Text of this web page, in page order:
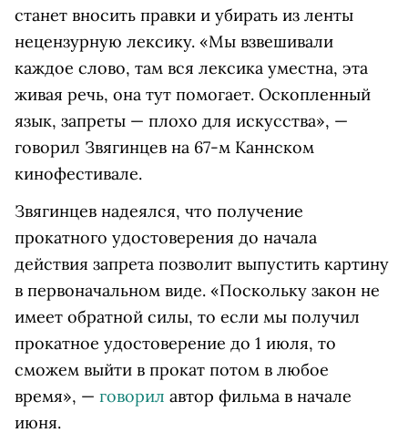
станет вносить правки и убирать из ленты
нецензурную лексику. «Мы взвешивали
каждое слово, там вся лексика уместна, эта
живая речь, она тут помогает. Оскопленный
язык, запреты — плохо для искусства», —
говорил Звягинцев на 67-м Каннском
кинофестивале.
Звягинцев надеялся, что получение
прокатного удостоверения до начала
действия запрета позволит выпустить картину
в первоначальном виде. «Поскольку закон не
имеет обратной силы, то если мы получил
прокатное удостоверение до 1 июля, то
сможем выйти в прокат потом в любое
время», — говорил автор фильма в начале
июня.